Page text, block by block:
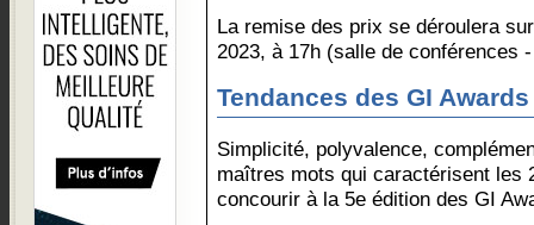
La remise des prix se déroulera
2023, à 17h (salle de conférences
Tendances des GI Awards
Simplicité, polyvalence,
maîtres mots qui caractérisent les
concourir à la 5e édition des GI